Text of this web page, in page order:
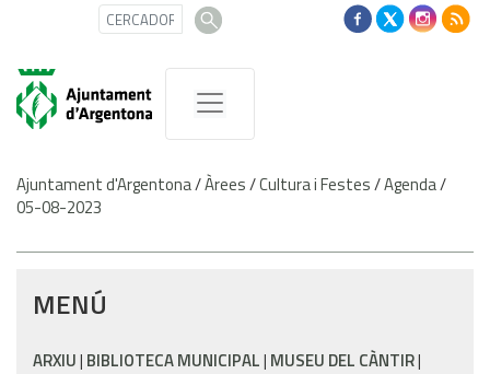
Ajuntament d'Argentona/Àrees/Cultura i Festes/Agenda/
05-08-2023
MENÚ
ARXIU BIBLIOTECA MUNICIPAL MUSEU DEL CÀNTIR